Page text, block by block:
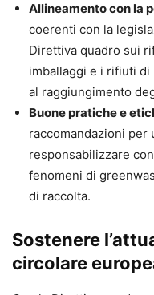
Allineamento con la
coerenti con la
Direttiva quadro sui
imballaggi e i rifiuti di
al raggiungimento
Buone pratiche e
raccomandazioni per
responsabilizzare
fenomeni di
di raccolta.
Sostenere
circolare